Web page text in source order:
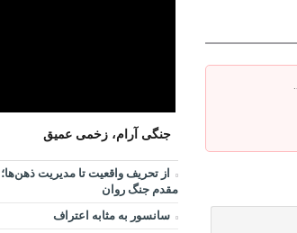
جنگی آرام، زخمی عمیق
از تحریف واقعیت تا مدیریت
مقدم جنگ روان
سانسور به مثابه اعتراف